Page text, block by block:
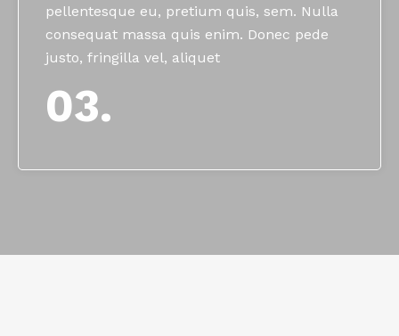
pellentesque eu, pretium quis, sem. Nulla
consequat massa quis enim. Donec pede
justo, fringilla vel, aliquet
03.